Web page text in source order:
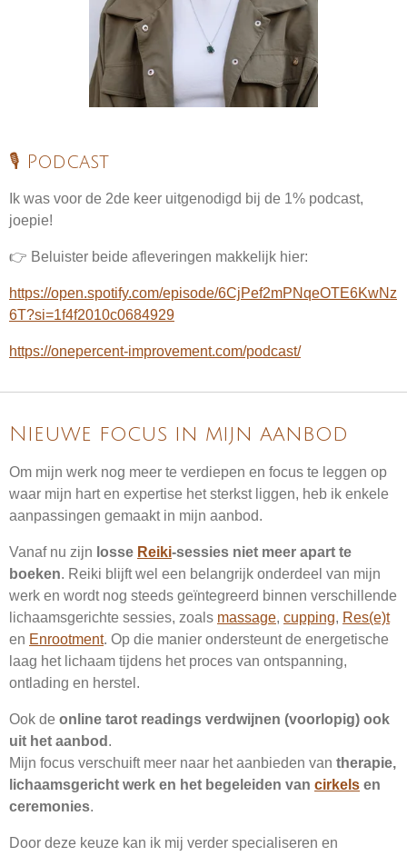
🎙️ Podcast
Ik was voor de 2de keer uitgenodigd bij de 1% podcast,
joepie!
👉 Beluister beide afleveringen makkelijk hier:
https://open.spotify.com/episode/6CjPef2mPNqeOTE6KwNz
6T?si=1f4f2010c0684929
https://onepercent-improvement.com/podcast/
Nieuwe focus in mijn aanbod
Om mijn werk nog meer te verdiepen en focus te leggen op
waar mijn hart en expertise het sterkst liggen, heb ik enkele
aanpassingen gemaakt in mijn aanbod.
Vanaf nu zijn losse Reiki-sessies niet meer apart te
boeken. Reiki blijft wel een belangrijk onderdeel van mijn
werk en wordt nog steeds geïntegreerd binnen verschillende
lichaamsgerichte sessies, zoals massage, cupping, Res(e)t
en Enrootment. Op die manier ondersteunt de energetische
laag het lichaam tijdens het proces van ontspanning,
ontlading en herstel.
Ook de online tarot readings verdwijnen (voorlopig) ook
uit het aanbod .
Mijn focus verschuift meer naar het aanbieden van therapie,
lichaamsgericht werk en het begeleiden van cirkels en
ceremonies.
Door deze keuze kan ik mij verder specialiseren en